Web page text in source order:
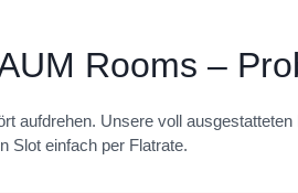
Rooms –
aufdrehen. Unsere voll
Slot einfach per Flatrate.